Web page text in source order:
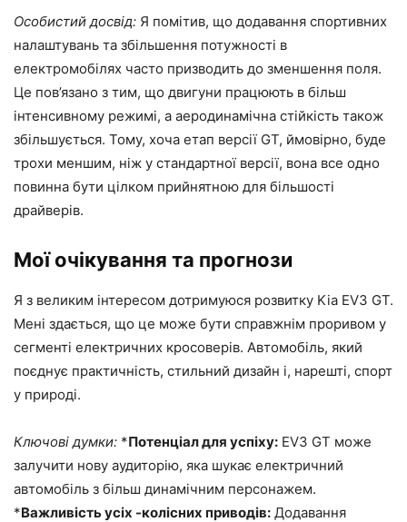
Особистий досвід: Я помітив, що додавання спортивних
налаштувань та збільшення потужності в
електромобілях часто призводить до зменшення поля.
Це пов’язано з тим, що двигуни працюють в більш
інтенсивному режимі, а аеродинамічна стійкість також
збільшується. Тому, хоча етап версії GT, ймовірно, буде
трохи меншим, ніж у стандартної версії, вона все одно
повинна бути цілком прийнятною для більшості
драйверів.
Мої очікування та прогнози
Я з великим інтересом дотримуюся розвитку Kia EV3 GT.
Мені здається, що це може бути справжнім проривом у
сегменті електричних кросоверів. Автомобіль, який
поєднує практичність, стильний дизайн і, нарешті, спорт
у природі.
Ключові думки: *Потенціал для успіху: EV3 GT може
залучити нову аудиторію, яка шукає електричний
автомобіль з більш динамічним персонажем.
*Важливість усіх -колісних приводів: Додавання